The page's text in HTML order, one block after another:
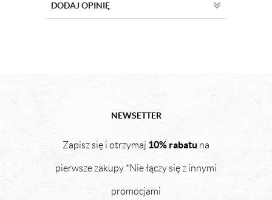
DODAJ OPINIĘ
NEWSETTER
Zapisz się i otrzymaj 10% rabatu na
pierwsze zakupy *Nie łączy się z innymi
promocjami